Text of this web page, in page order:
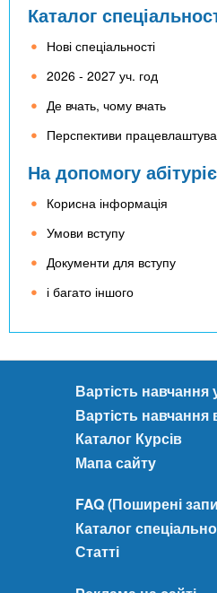
Каталог
Нові спеціальності
2026 - 2027 уч. год
Де вчать, чому вчать
Перспективи
На допомогу
Корисна інформація
Умови вступу
Документи для вступу
і багато іншого
Вартість
Вартість
Каталог Курсів
Мапа сайту
FAQ (Поширені
Каталог
Статті